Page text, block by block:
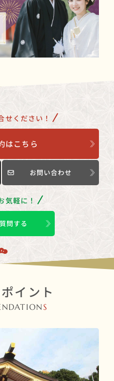
せください！
はこちら
お問い合わせ
気軽に！
問する
イント
S